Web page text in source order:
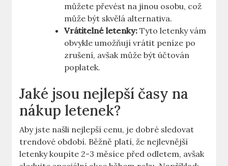
můžete převést na jinou osobu, což
může být skvělá alternativa.
Vrátitelné letenky: Tyto letenky vám
obvykle umožňují vrátit peníze po
zrušení, avšak může být účtován
poplatek.
Jaké jsou nejlepší časy na
nákup letenek?
Aby jste našli nejlepší cenu, je dobré sledovat
trendové období. Běžně platí, že nejlevnější
letenky koupíte 2-3 měsíce před odletem, avšak